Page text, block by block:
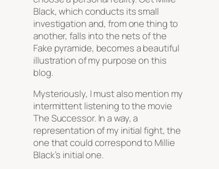
Black, which conducts its small
investigation and, from one thing to
another, falls into the nets of the
Fake pyramide, becomes a beautiful
illustration of my purpose on this
blog.
Mysteriously, I must also mention my
intermittent listening to the movie
The Successor. In a way, a
representation of my initial fight, the
one that could correspond to Millie
Black’s initial one.